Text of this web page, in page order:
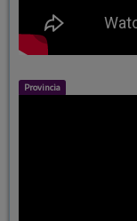
Provincia